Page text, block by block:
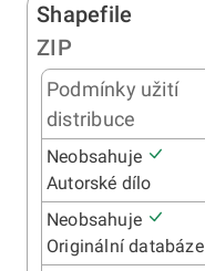
Shapefile
ZIP
Podmínky užití
distribuce
Neobsahuje
Autorské dílo
Neobsahuje
Originální databáze